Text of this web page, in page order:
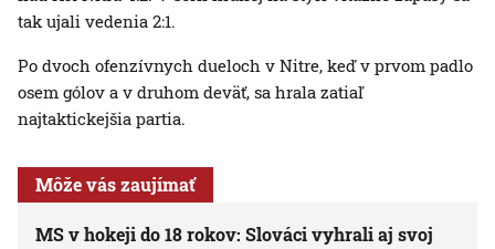
tak ujali vedenia 2:1.
Po dvoch ofenzívnych dueloch v Nitre, keď v prvom padlo
osem gólov a v druhom deväť, sa hrala zatiaľ
najtaktickejšia partia.
Môže vás zaujímať
MS v hokeji do 18 rokov: Slováci vyhrali aj svoj